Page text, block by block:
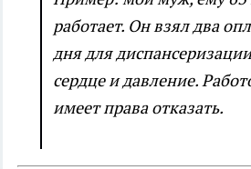
работает. Он взял два
дня для
сердце и давление.
имеет права отказать.